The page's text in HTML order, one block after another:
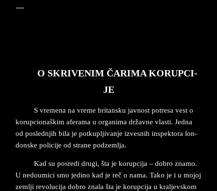
O SKRI­VE­NIM ČARI­MA KO­RUP­CI­
JE
S vre­me­na na vre­me bri­tan­sku jav­nost po­tre­sa vest o
ko­rup­ci­o­naškim afe­ra­ma u or­ga­ni­ma državne vla­sti. Jed­na
od po­sled­njih bila je pot­ku­plji­van­je iz­ve­snih in­spek­to­ra lon­
don­ske po­li­ci­je od stra­ne pod­zem­lja.
Kad su po­sre­di dru­gi, šta je ko­rup­ci­ja – do­bro zna­mo.
U ne­do­u­mi­ci smo jed­ino kad je reč o nama. Ta­ko ­je i u mo­joj
zem­lji re­vo­lu­ci­ja do­bro zna­la šta je ko­rup­ci­ja u kral­jev­skom